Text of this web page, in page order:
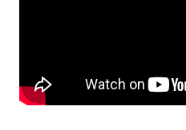
【予約＆来店特典】トレセ
グから最大15,000円分の特